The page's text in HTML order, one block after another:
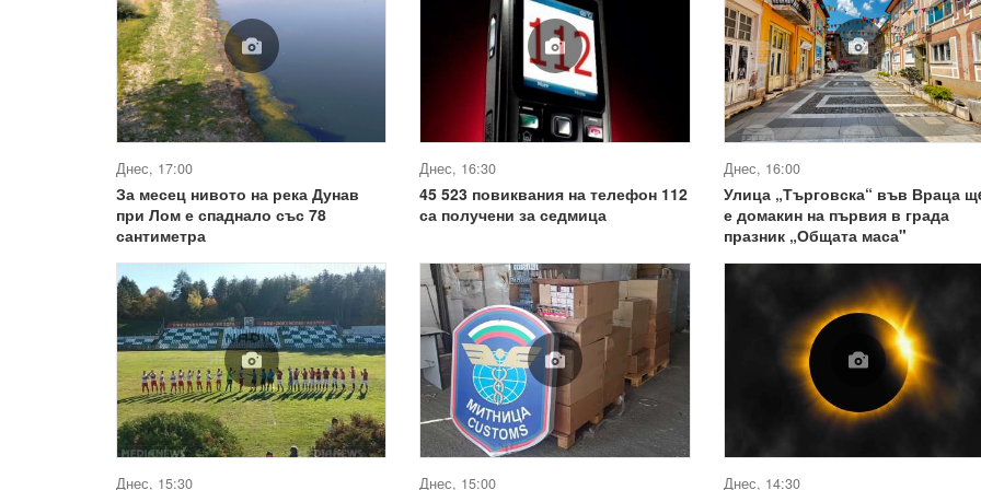
Днес, 17:00
За месец нивото на река Дунав
при Лом е спаднало със 78
сантиметра
Днес, 16:30
45 523 повиквания на телефон 112
са получени за седмица
Днес, 16:00
Улица „Търговска“ във Враца
е домакин на първия в града
празник „Общата маса"
Днес, 15:30 Днес, 15:00 Днес, 14:30